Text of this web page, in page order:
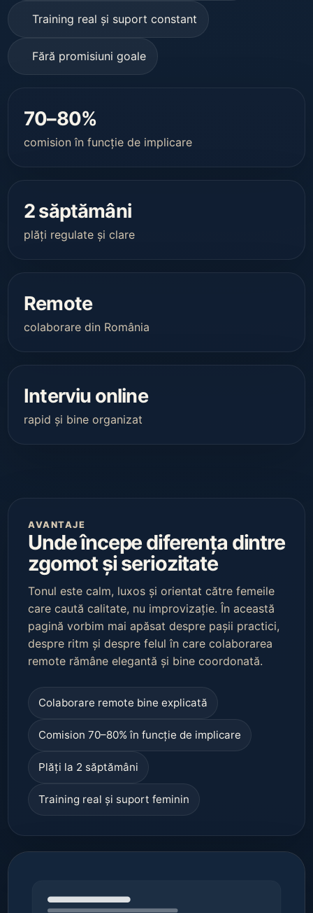
Training real și suport constant
Fără promisiuni goale
70–80%
comision în funcție de implicare
2 săptămâni
plăți regulate și clare
Remote
colaborare din România
Interviu online
rapid și bine organizat
AVANTAJE
Unde începe diferența dintre
zgomot și seriozitate
Tonul este calm, luxos și orientat către femeile
care caută calitate, nu improvizație. În această
pagină vorbim mai apăsat despre pașii practici,
despre ritm și despre felul în care colaborarea
remote rămâne elegantă și bine coordonată.
Colaborare remote bine explicată
Comision 70–80% în funcție de implicare
Plăți la 2 săptămâni
Training real și suport feminin